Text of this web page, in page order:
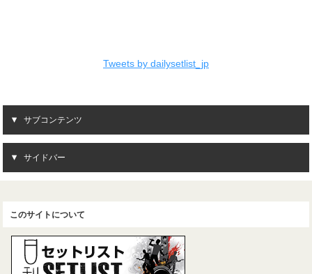
Tweets by dailysetlist_jp
サブコンテンツ
サイドバー
このサイトについて